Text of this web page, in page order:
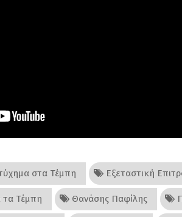
στα Τέμπη Εξεταστική
τα Τέμπη Θανάσης Παφίλης